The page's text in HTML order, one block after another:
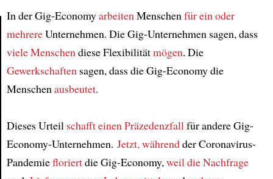
Article
In der Gig-EconomyarbeitenMenschenfür ein oder
mehrereUnternehmen. Die Gig-Unternehmen sagen, dass
viele Menschendiese Flexibilitätmögen. Die
Gewerkschaftensagen, dass die Gig-Economy die
Menschenausbeutet.
Dieses Urteil schafft einen Präzedenzfallfür andere Gig-
Economy-Unternehmen. Jetzt, währendder Coronavirus-
Pandemiefloriertdie Gig-Economy,weil die Nachfrage